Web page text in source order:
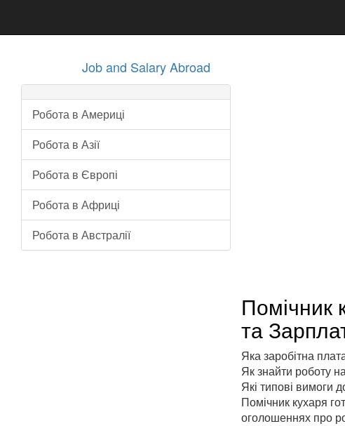
Job and Salary Abroad
Робота в Америці
Робота в Азії
Робота в Європі
Робота в Африці
Робота в Австралії
Помічник
та
Яка заробітна
Як знайти роботу
Які типові вимоги
Помічник кухаря
оголошеннях про